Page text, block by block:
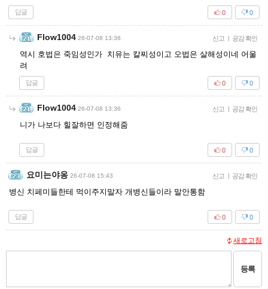
답글 0
0
Flow1004 26-07-08 13:36 신고 | 공감 확인
역시 호법은 죽임성인가 치유는 칼찌성이고 오법은 살해성이네 어울
려
답글 0
0
Flow1004 26-07-08 13:36 신고 | 공감 확인
니가 나보다 힐잘하면 인정해줌
답글 0
0
요미는야옹 26-07-08 15:43 신고 | 공감 확인
병신 치페미들한테 먹이주지말자 개병신들이라 말안통함
답글 0
0
새로고침
등록